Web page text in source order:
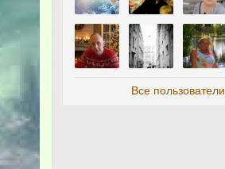
Все пользователи